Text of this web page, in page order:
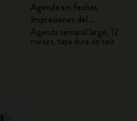
Agenda sin fechas
Impresiones del
Impresionismo
Agenda semanal large, 12
meses, tapa dura de tela